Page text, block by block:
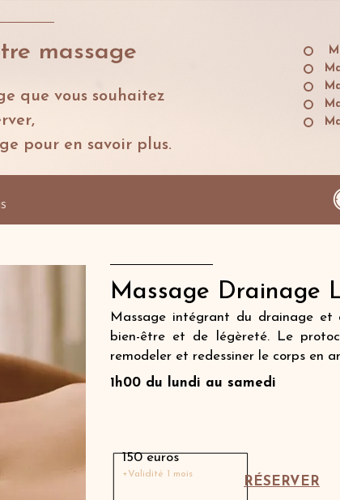
massage
que vous souhaitez
pour en savoir plus.
Massage Drainage
Massage intégrant du drainage et
bien-être et de légèreté. Le
remodeler et redessiner le corps en
1h00 du lundi au samedi
150 euros
+Validité 1 mois
RÉSERVER